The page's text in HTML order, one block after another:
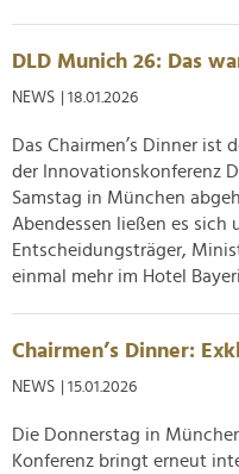
DLD Munich 26: Das
NEWS | 18.01.2026
Das Chairmen’s Dinner ist
der Innovationskonferenz
Samstag in München
Abendessen ließen es sich
Entscheidungsträger,
einmal mehr im Hotel
Chairmen’s Dinner:
NEWS | 15.01.2026
Die Donnerstag in
Konferenz bringt erneut